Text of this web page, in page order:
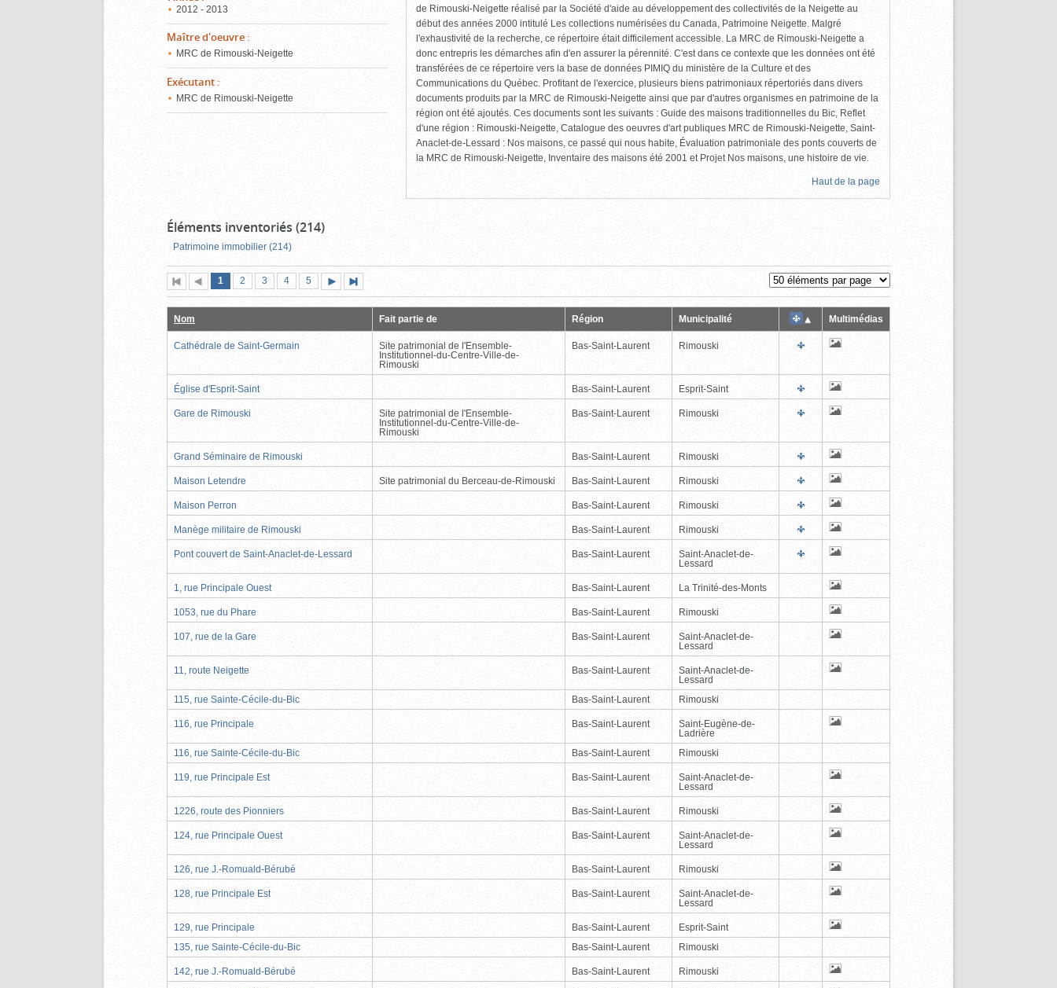
2012 - 2013
Maître d'oeuvre :
MRC de Rimouski-Neigette
Exécutant :
MRC de Rimouski-Neigette
de Rimouski-Neigette réalisé par la Société d'aide au développement des collectivités de la Neigette au
début des années 2000 intitulé Les collections numérisées du Canada, Patrimoine Neigette. Malgré
l'exhaustivité de la recherche, ce répertoire était difficilement accessible. La MRC de Rimouski-Neigette a
donc entrepris les démarches afin d'en assurer la pérennité. C'est dans ce contexte que les données ont été
transférées de ce répertoire vers la base de données PIMIQ du ministère de la Culture et des
Communications du Québec. Profitant de l'exercice, plusieurs biens patrimoniaux répertoriés dans divers
documents produits par la MRC de Rimouski-Neigette ainsi que par d'autres organismes en patrimoine de la
région ont été ajoutés. Ces documents sont les suivants : Guide des maisons traditionnelles du Bic, Reflet
d'une région : Rimouski-Neigette, Catalogue des oeuvres d'art publiques MRC de Rimouski-Neigette, Saint-
Anaclet-de-Lessard : Nos maisons, ce passé qui nous habite, Évaluation patrimoniale des ponts couverts de
la MRC de Rimouski-Neigette, Inventaire des maisons été 2001 et Projet Nos maisons, une histoire de vie.
Haut de la page
Éléments inventoriés (214)
Patrimoine immobilier (214)
Première
page
Page
précédente
Page
1 (page
actuelle)
Page
2 Page
3 Page
4 Page
5
suivante
page
Nom Fait partie de Région Municipalité Multimédias
Cathédrale de Saint-Germain
Site patrimonial de l'Ensemble-
Institutionnel-du-Centre-Ville-de-
Rimouski
Bas-Saint-Laurent Rimouski
Église d'Esprit-Saint Bas-Saint-Laurent Esprit-Saint
Gare de Rimouski
Site patrimonial de l'Ensemble-
Institutionnel-du-Centre-Ville-de-
Rimouski
Bas-Saint-Laurent Rimouski
Grand Séminaire de Rimouski Bas-Saint-Laurent Rimouski
Maison Letendre Site patrimonial du Berceau-de-Rimouski Bas-Saint-Laurent Rimouski
Maison Perron Bas-Saint-Laurent Rimouski
Manège militaire de Rimouski Bas-Saint-Laurent Rimouski
Pont couvert de Saint-Anaclet-de-Lessard Bas-Saint-Laurent
Saint-Anaclet-de-
Lessard
1, rue Principale Ouest Bas-Saint-Laurent La Trinité-des-Monts
1053, rue du Phare Bas-Saint-Laurent Rimouski
107, rue de la Gare Bas-Saint-Laurent
Saint-Anaclet-de-
Lessard
11, route Neigette Bas-Saint-Laurent
Saint-Anaclet-de-
Lessard
115, rue Sainte-Cécile-du-Bic
Bas-Saint-Laurent Rimouski
116, rue Principale Bas-Saint-Laurent
Saint-Eugène-de-
Ladrière
116, rue Sainte-Cécile-du-Bic
Bas-Saint-Laurent Rimouski
119, rue Principale Est Bas-Saint-Laurent
Saint-Anaclet-de-
Lessard
1226, route des Pionniers Bas-Saint-Laurent Rimouski
124, rue Principale Ouest Bas-Saint-Laurent
Saint-Anaclet-de-
Lessard
126, rue J.-Romuald-Bérubé Bas-Saint-Laurent Rimouski
128, rue Principale Est Bas-Saint-Laurent
Saint-Anaclet-de-
Lessard
129, rue Principale Bas-Saint-Laurent
Esprit-Saint
135, rue Sainte-Cécile-du-Bic
Bas-Saint-Laurent Rimouski
142, rue J.-Romuald-Bérubé Bas-Saint-Laurent Rimouski